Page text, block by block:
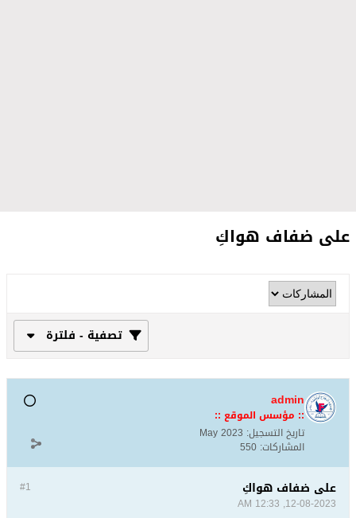
على ضفاف هواكِ
تصفية - فلترة
admin
:: مؤسس الموقع ::
تاريخ التسجيل: May 2023
المشاركات: 550
#1 على ضفاف هواكِ
12-08-2023, 12:33 AM